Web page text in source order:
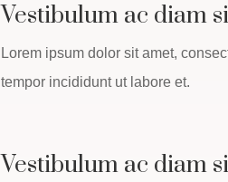
Vestibulum ac diam
Lorem ipsum dolor sit amet,
tempor incididunt ut labore et.
Vestibulum ac diam